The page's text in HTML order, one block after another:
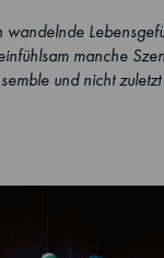
manche
und nicht